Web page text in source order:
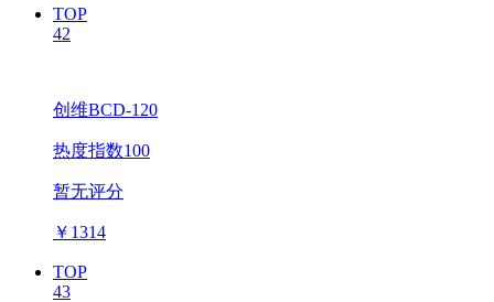
TOP
42
创维BCD-120
热度指数100
暂无评分
￥ 1314
TOP
43